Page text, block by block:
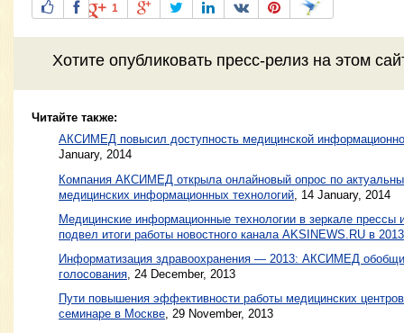
1
Хотите опубликовать пресс-релизна этом
Читайте также:
АКСИМЕД повысил доступность медицинской
January, 2014
Компания АКСИМЕД открыла онлайновый опрос по
медицинских информационных технологий 14 January, 2014
Медицинские информационные технологии в зеркале
подвел итоги работы новостного канала AKSINEWS.RU в
Информатизация здравоохранения — 2013: АКСИМЕД
голосования, 24 December, 2013
Пути повышения эффективности работы медицинских
семинаре в Москве, 29 November, 2013